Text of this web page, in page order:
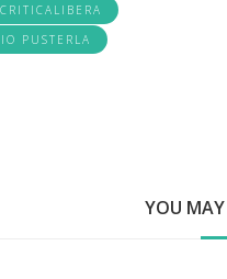
CRITICALIBERA
PUSTERLA
YOU